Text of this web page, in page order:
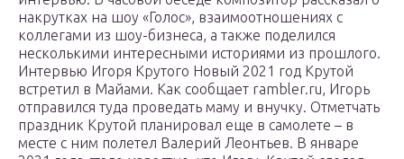
накрутках на шоу «Голос», взаимоотношениях с
коллегами из шоу-бизнеса, а также поделился
несколькими интересными историями из прошлого.
Интервью Игоря Крутого Новый 2021 год Крутой
встретил в Майами. Как сообщает rambler.ru, Игорь
отправился туда проведать маму и внучку. Отметчать
праздник Крутой планировал еще в самолете – в
месте с ним полетел Валерий Леонтьев. В январе